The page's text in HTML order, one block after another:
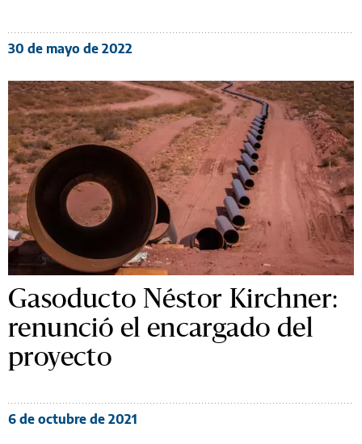
30 de mayo de 2022
Gasoducto Néstor Kirchner:
renunció el encargado del
proyecto
6 de octubre de 2021